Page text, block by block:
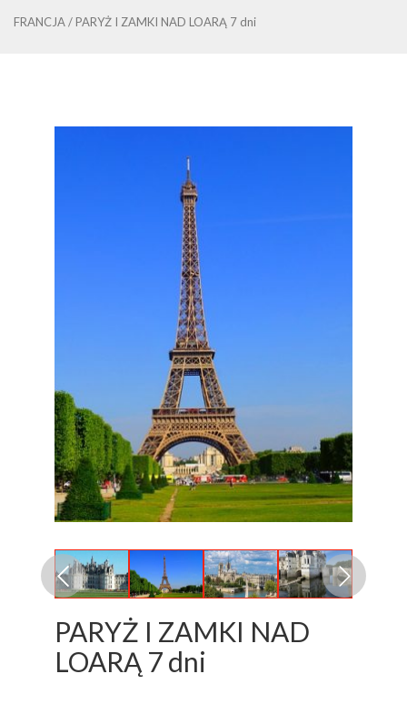
FRANCJA/ PARYŻ I ZAMKI NAD LOARĄ 7 dni
PARYŻ I ZAMKI NAD
LOARĄ 7 dni